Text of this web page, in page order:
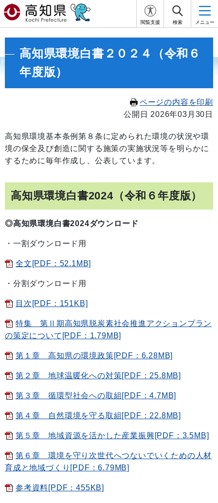
閲覧支援 検索 メニュー
高知県環境白書２０２４（令和６
年度版）
ページの内容を印刷
公開日 2026年03月30日
高知県環境基本条例第８条に定められた環境の状況や環
境の保全及び創造に関する施策の実施状況等を明らかに
するために毎年作成し、公表しています。
高知県環境白書2024（令和６年度版）
◎高知県環境白書2024ダウンロード
・一割ダウンロード用
全文[PDF：52.1MB]
・分割ダウンロード用
目次[PDF：151KB]
特集 第Ⅱ期高知県脱炭素社会推進アクションプラン
の策定について[PDF：1.79MB]
第１章 高知県の環境政策[PDF：6.28MB]
第２章 地球温暖化への対策[PDF：25.8MB]
第３章 循環型社会への取組[PDF：4.7MB]
第４章 自然環境を守る取組[PDF：22.8MB]
第５章 地域資源を活かした産業振興[PDF：3.5MB]
第６章 環境を守り次世代へつないでいくための人材
育成と地域づくり[PDF：6.79MB]
参考資料[PDF：455KB]